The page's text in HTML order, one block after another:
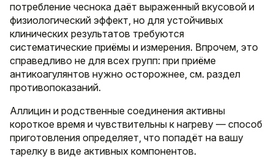
потребление чеснока даёт выраженный вкусовой и
физиологический эффект, но для устойчивых
клинических результатов требуются
систематические приёмы и измерения. Впрочем, это
справедливо не для всех групп: при приёме
антикоагулянтов нужно осторожнее, см. раздел
противопоказаний.
Аллицин и родственные соединения активны
короткое время и чувствительны к нагреву — способ
приготовления определяет, что попадёт на вашу
тарелку в виде активных компонентов.